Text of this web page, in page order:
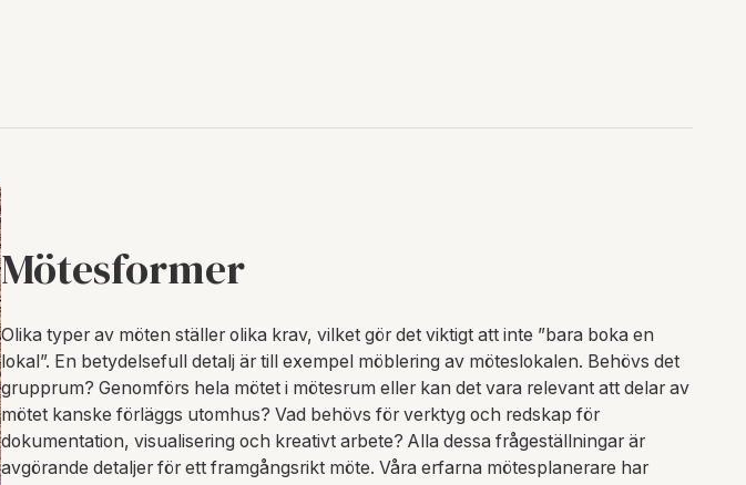
Mötesformer
Olika typer av möten ställer olika krav, vilket gör det viktigt att inte ”bara boka en
lokal”. En betydelsefull detalj är till exempel möblering av möteslokalen. Behövs det
grupprum? Genomförs hela mötet i mötesrum eller kan det vara relevant att delar av
mötet kanske förläggs utomhus? Vad behövs för verktyg och redskap för
dokumentation, visualisering och kreativt arbete? Alla dessa frågeställningar är
avgörande detaljer för ett framgångsrikt möte. Våra erfarna mötesplanerare har